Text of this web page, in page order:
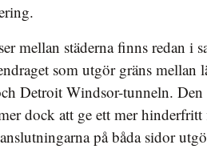
mellan städerna finns redan i
som utgör gräns mellan
Detroit Windsor-tunneln. Den
dock att ge ett mer
på båda sidor